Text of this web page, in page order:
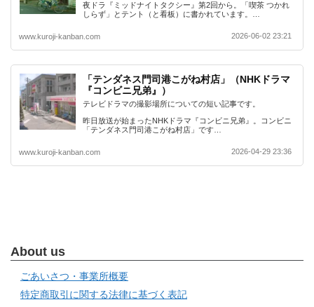
夜ドラ『ミッドナイトタクシー』第2回から。「喫茶 つかれ
しらず」とテント（と看板）に書かれています。…
www.kuroji-kanban.com 2026-06-02 23:21
「テンダネス門司港こがね村店」（NHKドラマ
『コンビニ兄弟』）
テレビドラマの撮影場所についての短い記事です。
昨日放送が始まったNHKドラマ『コンビニ兄弟』。コンビニ
「テンダネス門司港こがね村店」です…
www.kuroji-kanban.com 2026-04-29 23:36
About us
ごあいさつ・事業所概要
特定商取引に関する法律に基づく表記